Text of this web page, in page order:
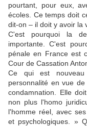
pourtant, pour eux,
écoles. Ce temps doit
dit-on – il doit y avoir la
C'est pourquoi la
importante. C'est
pénale en France est
Cour de Cassation
Ce qui est
personnalité en vue
condamnation. Elle
non plus l'homo
l'homme réel, avec
et psychologiques. »